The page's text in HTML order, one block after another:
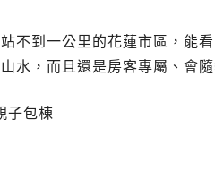
不到一公里的花蓮市區，能
水，而且還是房客專屬、會